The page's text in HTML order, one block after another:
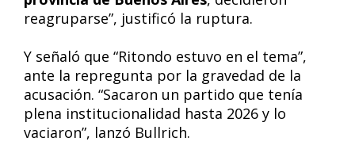
reagruparse”, justificó la ruptura.
Y señaló que “Ritondo estuvo en el tema”,
ante la repregunta por la gravedad de la
acusación. “Sacaron un partido que tenía
plena institucionalidad hasta 2026 y lo
vaciaron”, lanzó Bullrich.